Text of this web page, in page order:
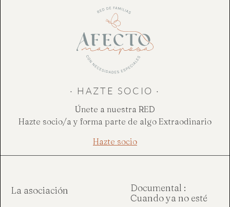
· HAZTE SOCIO ·
Únete a nuestra RED
Hazte socio/a y forma parte de algo Extraodinario
Hazte socio
La asociación
Documental :
Cuando ya no esté